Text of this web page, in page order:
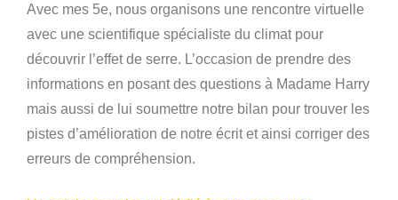
Avec mes 5e, nous organisons une rencontre virtuelle
avec une scientifique spécialiste du climat pour
découvrir l’effet de serre. L’occasion de prendre des
informations en posant des questions à Madame Harry
mais aussi de lui soumettre notre bilan pour trouver les
pistes d’amélioration de notre écrit et ainsi corriger des
erreurs de compréhension.